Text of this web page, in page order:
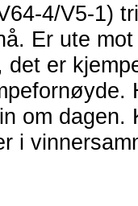
4/V5-1)
Er ute
det er
om dagen.
i